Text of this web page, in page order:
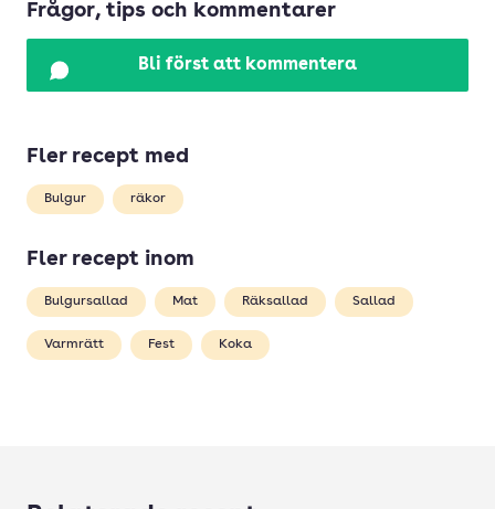
Frågor, tips och kommentarer
Bli först att kommentera
Fler recept med
Bulgur räkor
Fler recept inom
Bulgursallad Mat Räksallad Sallad
Varmrätt Fest Koka